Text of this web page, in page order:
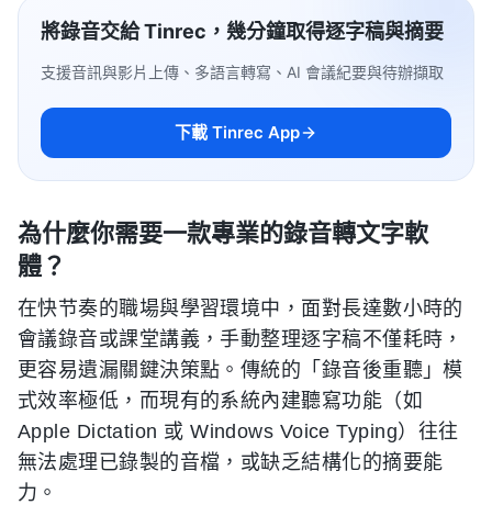
將錄音交給 Tinrec，幾分鐘取得逐字稿與摘要
支援音訊與影片上傳、多語言轉寫、AI 會議紀要與待辦擷取
下載 Tinrec App
為什麼你需要一款專業的錄音轉文字軟
體？
在快节奏的職場與學習環境中，面對長達數小時的
會議錄音或課堂講義，手動整理逐字稿不僅耗時，
更容易遺漏關鍵決策點。傳統的「錄音後重聽」模
式效率極低，而現有的系統內建聽寫功能（如
Apple Dictation 或 Windows Voice Typing）往往
無法處理已錄製的音檔，或缺乏結構化的摘要能
力。